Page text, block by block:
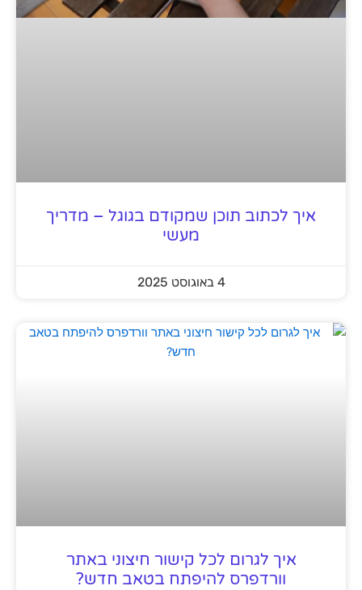
איך לכתוב תוכן שמקודם בגוגל – מדריך
מעשי
4 באוגוסט 2025
איך לגרום לכל קישור חיצוני באתר
וורדפרס להיפתח בטאב חדש?